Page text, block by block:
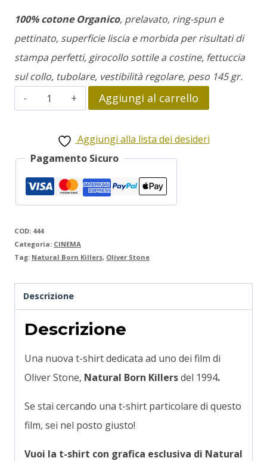
100% cotone Organico, prelavato, ring-spun e
pettinato, superficie liscia e morbida per risultati di
stampa perfetti, girocollo sottile a costine, fettuccia
sul collo, tubolare, vestibilità regolare, peso 145 gr.
Natural
Born
Killers
Aggiungi al carrello
Aggiungi alla lista dei desideri
Pagamento Sicuro
COD: 444
Categoria: CINEMA
Tag: Natural Born Killers, Oliver Stone
Descrizione
Descrizione
Una nuova t-shirt dedicata ad uno dei film di
Oliver Stone, Natural Born Killersdel 1994.
Se stai cercando una t-shirt particolare di questo
film, sei nel posto giusto!
Vuoi la t-shirt con grafica esclusiva di Natural